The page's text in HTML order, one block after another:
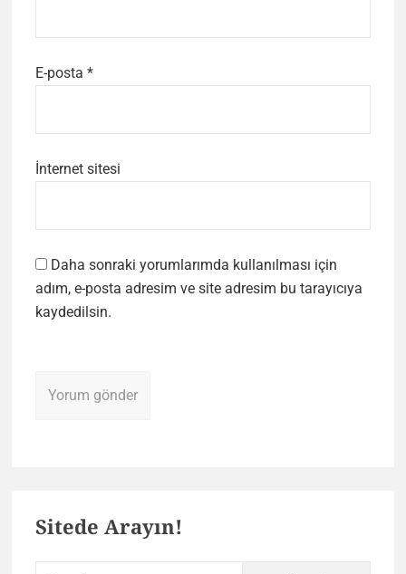
E-posta *
İnternet sitesi
Daha sonraki yorumlarımda kullanılması için
adım, e-posta adresim ve site adresim bu tarayıcıya
kaydedilsin.
Sitede Arayın!